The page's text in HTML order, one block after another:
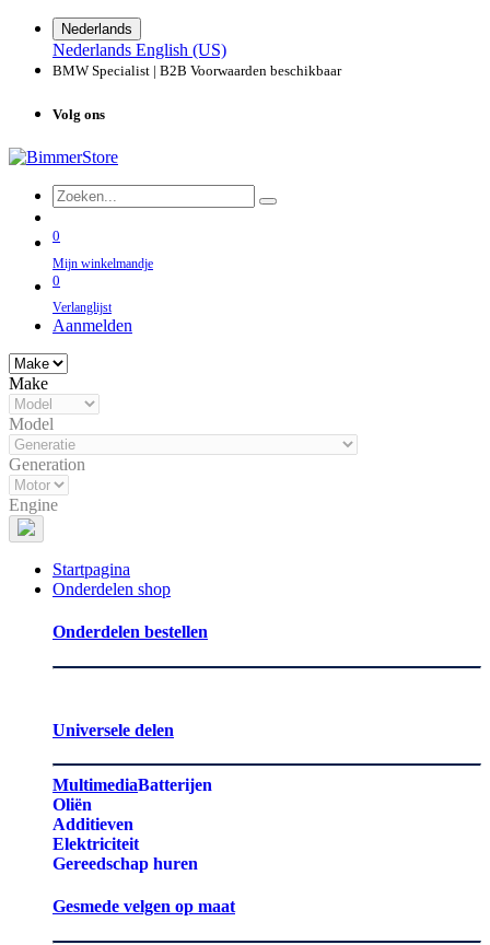
Nederlands
Nederlands English (US)
BMW Specialist | B2B Voorwaarden beschikbaar
Volg ons
0
Mijn winkelmandje
0
Verlanglijst
Aanmelden
Make
Model
Generation
Engine
Startpagina
Onderdelen shop
Onderdelen bestellen
Universele delen
MultimediaBatterijen
Oliën
Additieven
Elektriciteit
Gereedschap huren
Gesmede velgen op maat